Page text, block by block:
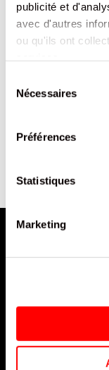
publicité et
avec d'autres
ou qu'ils ont
Nécessaires
Préférences
Statistiques
Marketing
CATÉGORIE
Anti-Gaspi
Promos 1
article